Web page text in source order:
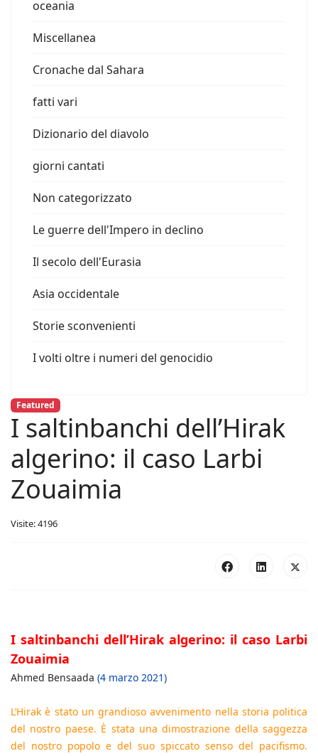
oceania
Miscellanea
Cronache dal Sahara
fatti vari
Dizionario del diavolo
giorni cantati
Non categorizzato
Le guerre dell'Impero in declino
Il secolo dell'Eurasia
Asia occidentale
Storie sconvenienti
I volti oltre i numeri del genocidio
Featured
I saltinbanchi dell’Hirak
algerino: il caso Larbi
Zouaimia
Visite: 4196
I saltinbanchi dell’Hirak algerino: il caso Larbi
Zouaimia
Ahmed Bensaada (4 marzo 2021)
L’Hirak è stato un grandioso avvenimento nella storia politica
del nostro paese. È stata una dimostrazione della saggezza
del nostro popolo e del suo spiccato senso del pacifismo.